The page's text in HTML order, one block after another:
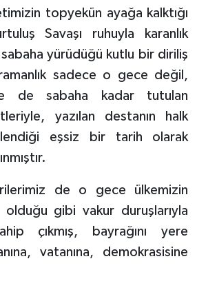
topyekün ayağa kalktığı
Savaşı ruhuyla karanlık
sabaha yürüdüğü kutlu bir diriliş
sadece o gece değil,
de sabaha kadar tutulan
yazılan destanın halk
eşsiz bir tarih olarak
de o gece ülkemizin
gibi vakur duruşlarıyla
çıkmış, bayrağını yere
vatanına, demokrasisine